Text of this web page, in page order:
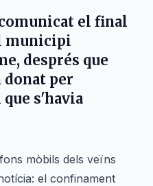
el final
municipi
després que
donat per
s'havia
mòbils dels veïns
el confinament